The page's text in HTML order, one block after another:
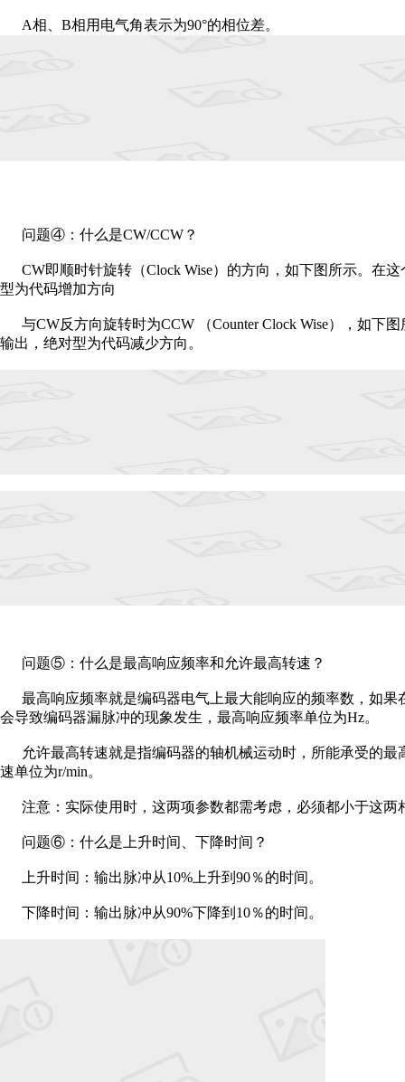
A相、B相用电气角表示为90°的相位差。
问题④：什么是CW/CCW？
CW即顺时针旋转（Clock Wise）的方向，如下图所示。在
型为代码增加方向
与CW反方向旋转时为CCW （Counter Clock Wise），如
输出，绝对型为代码减少方向。
问题⑤：什么是最高响应频率和允许最高转速？
最高响应频率就是编码器电气上最大能响应的频率数，如
会导致编码器漏脉冲的现象发生，最高响应频率单位为Hz。
允许最高转速就是指编码器的轴机械运动时，所能承受的
速单位为r/min。
注意：实际使用时，这两项参数都需考虑，必须都小于这
问题⑥：什么是上升时间、下降时间？
上升时间：输出脉冲从10%上升到90％的时间。
下降时间：输出脉冲从90%下降到10％的时间。